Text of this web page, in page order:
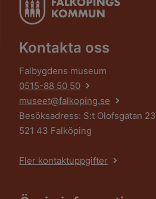
Kontakta oss
Falbygdens museum
0515-88 50 50
museet@falkoping.se
Besöksadress: S:t Olofsgatan 23
521 43 Falköping
Fler kontaktuppgifter